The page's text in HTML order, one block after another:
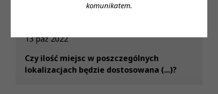
komunikatem.
13 paź 2022
Czy ilość miejsc w poszczególnych
lokalizacjach będzie dostosowana (...)?